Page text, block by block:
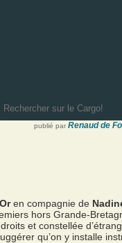
publié par Renaud de
en compagnie de
hors Grande-
et constellée
qu’on y installe